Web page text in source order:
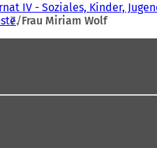
IV - Soziales, Kinder,
Frau Miriam Wolf